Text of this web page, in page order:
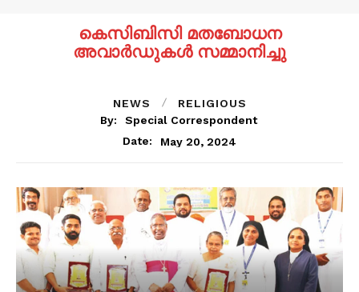
കെസിബിസി മതബോധന
അവാർഡുകൾ സമ്മാനിച്ചു
NEWS
RELIGIOUS
By:
Special Correspondent
Date:
May 20, 2024